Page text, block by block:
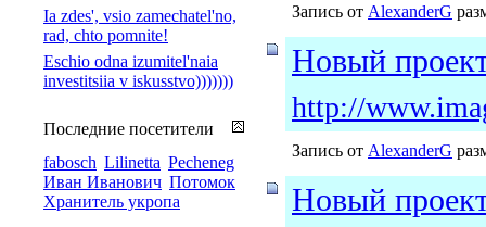
Запись от AlexanderG
Новый
http://
Запись от AlexanderG
Новый
Ia zdes', vsio zamechatel'no,
rad, chto pomnite!
Eschio odna izumitel'naia
investitsiia v iskusstvo)))))))
Последние посетители
fabosch Lilinetta Pecheneg
Иван Иванович Потомок
Хранитель укропа